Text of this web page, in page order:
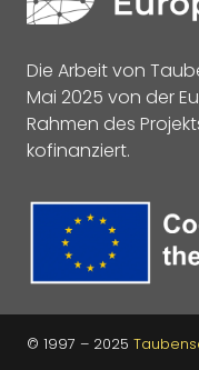
Die Arbeit von
Mai 2025 von der
Rahmen des
kofinanziert.
© 1997 – 2025